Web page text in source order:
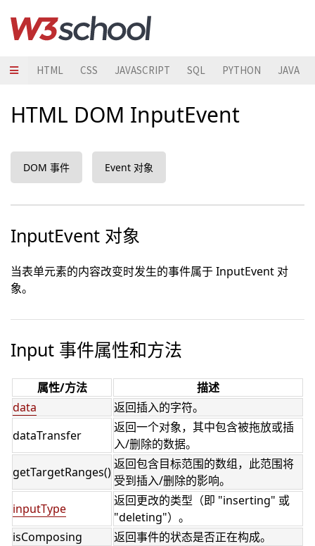
HTML CSS JAVASCRIPT SQL PYTHON JAVA
HTML DOM InputEvent
DOM 事件 Event 对象
InputEvent 对象
当表单元素的内容改变时发生的事件属于 InputEvent 对
象。
Input 事件属性和方法
属性/方法
描述
data
返回插入的字符。
dataTransfer
返回一个对象，其中包含被拖放或插
入/删除的数据。
getTargetRanges()
返回包含目标范围的数组，此范围将
受到插入/删除的影响。
inputType
返回更改的类型（即 "inserting" 或
"deleting"）。
isComposing
返回事件的状态是否正在构成。